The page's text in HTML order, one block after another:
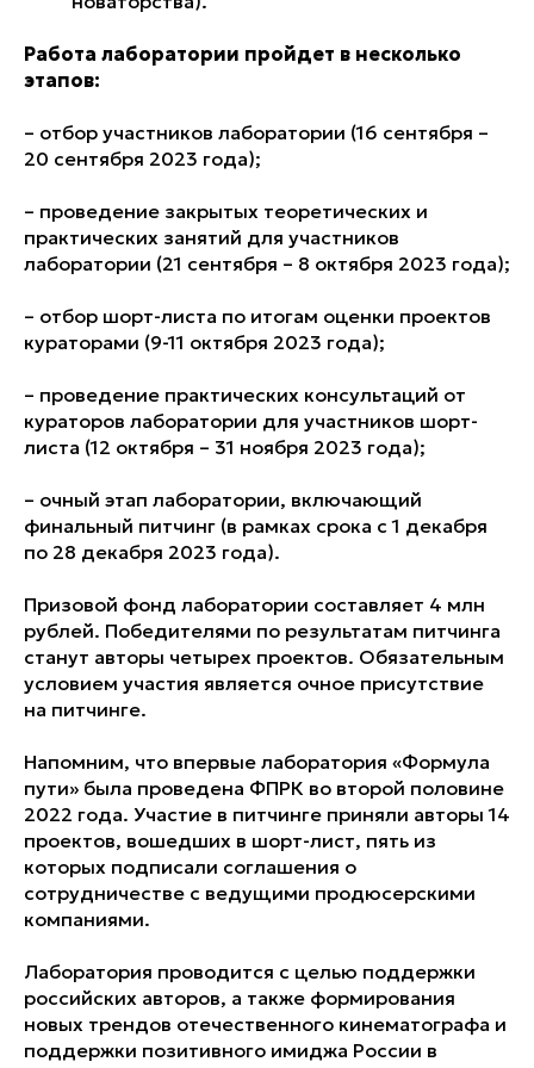
Работа лаборатории пройдет в несколько
этапов:
– отбор участников лаборатории (16 сентября –
20 сентября 2023 года);
– проведение закрытых теоретических и
практических занятий для участников
лаборатории (21 сентября – 8 октября 2023 года);
– отбор шорт-листа по итогам оценки проектов
кураторами (9-11 октября 2023 года);
– проведение практических консультаций от
кураторов лаборатории для участников шорт-
листа (12 октября – 31 ноября 2023 года);
– очный этап лаборатории, включающий
финальный питчинг (в рамках срока с 1 декабря
по 28 декабря 2023 года).
Призовой фонд лаборатории составляет 4 млн
рублей. Победителями по результатам питчинга
станут авторы четырех проектов. Обязательным
условием участия является очное присутствие
на питчинге.
Напомним, что впервые лаборатория «Формула
пути» была проведена ФПРК во второй половине
2022 года. Участие в питчинге приняли авторы 14
проектов, вошедших в шорт-лист, пять из
которых подписали соглашения о
сотрудничестве с ведущими продюсерскими
компаниями.
Лаборатория проводится с целью поддержки
российских авторов, а также формирования
новых трендов отечественного кинематографа и
поддержки позитивного имиджа России в